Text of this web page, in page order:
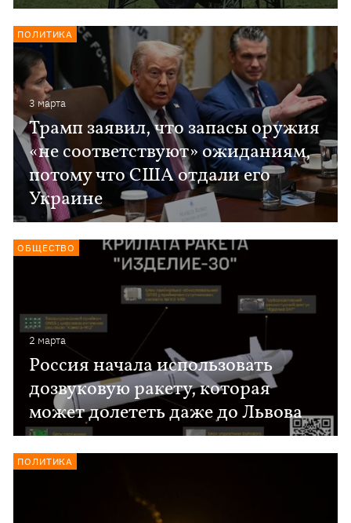
3 марта
Трамп заявил, что запасы оружия
«не соответствуют» ожиданиям,
потому что США отдали его
Украине
ПОЛИТИКА
2 марта
Россия начала использовать
дозвуковую ракету, которая
может долететь даже до Львова
ОБЩЕСТВО
ПОЛИТИКА